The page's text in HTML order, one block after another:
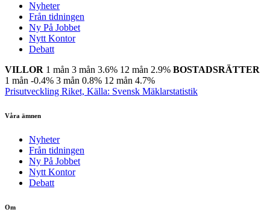
Nyheter
Från tidningen
Ny På Jobbet
Nytt Kontor
Debatt
VILLOR 1 mån 3 mån 3.6% 12 mån 2.9% BOSTADSRÄTTER
1 mån -0.4% 3 mån 0.8% 12 mån 4.7%
Prisutveckling Riket, Källa: Svensk Mäklarstatistik
Våra ämnen
Nyheter
Från tidningen
Ny På Jobbet
Nytt Kontor
Debatt
Om